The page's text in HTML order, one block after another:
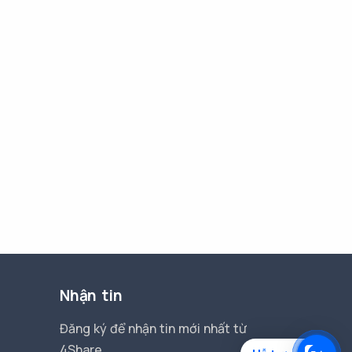
Nhận tin
Đăng ký để nhận tin mới nhất từ